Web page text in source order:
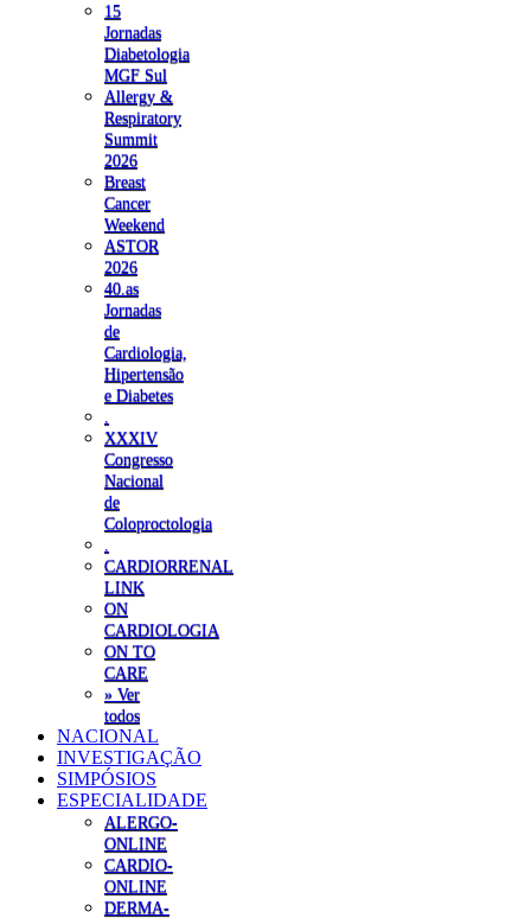
15
Jornadas
Diabetologia
MGF Sul
Allergy &
Respiratory
Summit
2026
Breast
Cancer
Weekend
ASTOR
2026
40.as
Jornadas
de
Cardiologia,
Hipertensão
e Diabetes
XXXIV
Congresso
Nacional
de
Coloproctologia
CARDIORRENAL
LINK
ON
CARDIOLOGIA
ON TO
CARE
» Ver
todos
NACIONAL
INVESTIGAÇÃO
SIMPÓSIOS
ESPECIALIDADE
ALERGO-
ONLINE
CARDIO-
ONLINE
DERMA-